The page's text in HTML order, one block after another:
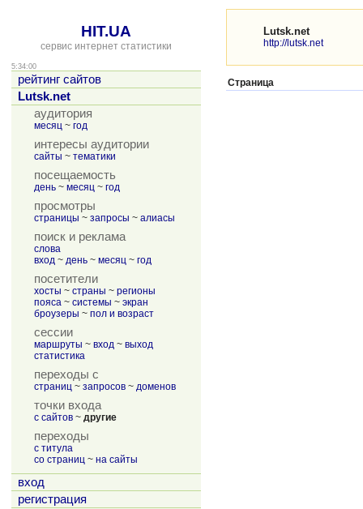
HIT.UA
сервис интернет статистики
5:34:00
рейтинг сайтов
Lutsk.net
аудитория
месяц ~ год
интересы аудитории
сайты ~ тематики
посещаемость
день ~ месяц ~ год
просмотры
страницы ~ запросы ~ алиасы
поиск и реклама
слова
вход ~ день ~ месяц ~ год
посетители
хосты ~ страны ~ регионы
пояса ~ системы ~ экран
броузеры ~ пол и возраст
сессии
маршруты ~ вход ~ выход
статистика
переходы с
страниц ~ запросов ~ доменов
точки входа
с сайтов ~ другие
переходы
с титула
со страниц ~ на сайты
вход
регистрация
Lutsk.net
http://lutsk.net
Страница